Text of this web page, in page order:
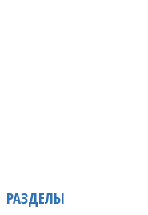
РАЗДЕЛЫ